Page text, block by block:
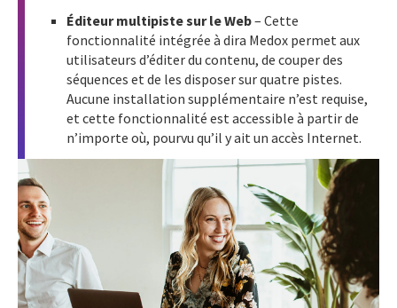
Éditeur multipiste sur le Web– Cette
fonctionnalité intégrée à dira Medox permet aux
utilisateurs d’éditer du contenu, de couper des
séquences et de les disposer sur quatre pistes.
Aucune installation supplémentaire n’est requise,
et cette fonctionnalité est accessible à partir de
n’importe où, pourvu qu’il y ait un accès Internet.